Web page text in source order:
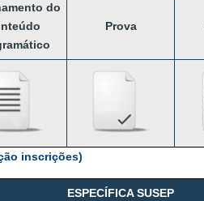
do
Prova
inscrições)
ESPECÍFICA SUSEP